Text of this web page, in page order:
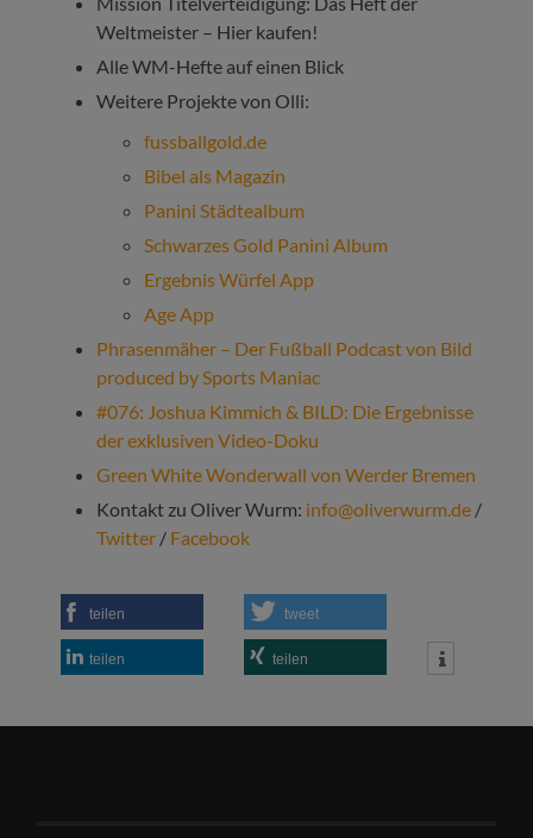
Weltmeister – Hier kaufen!
Alle WM-Hefte auf einen Blick
Weitere Projekte von Olli:
fussballgold.de
Bibel als Magazin
Panini Städtealbum
Schwarzes Gold Panini Album
Ergebnis Würfel App
Age App
Phrasenmäher – Der Fußball Podcast von Bild
produced by Sports Maniac
#076: Joshua Kimmich & BILD: Die Ergebnisse
der exklusiven Video-Doku
Green White Wonderwall von Werder Bremen
Kontakt zu Oliver Wurm: info@oliverwurm.de /
Twitter / Facebook
teilen tweet
teilen teilen